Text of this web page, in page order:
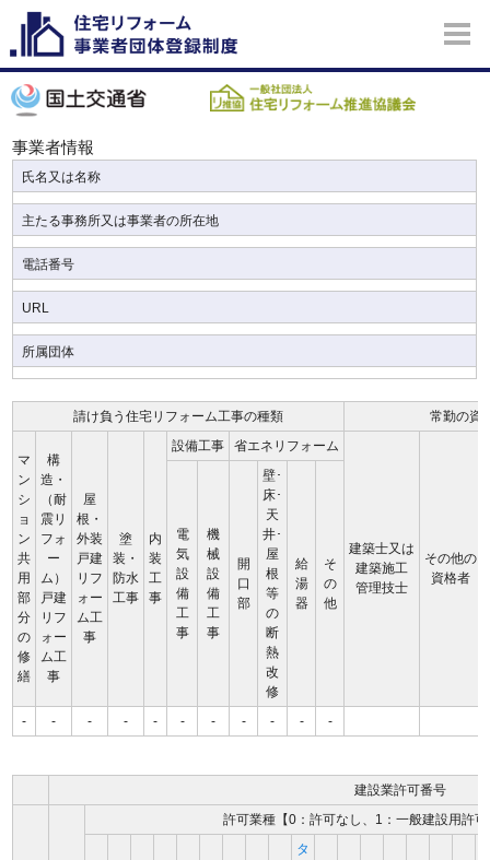
事業者情報
氏名又は名称
主たる事務所又は事業者の所在地
電話番号
URL
所属団体
請け負う住宅リフォーム工事の種類 常勤の資
マ
ン
シ
ョ
ン
共
用
部
分
の
修
繕
構
造・
（耐
震リ
フォ
ー
ム）
戸建
リフ
ォー
ム工
事
屋
根・
外装
戸建
リフ
ォー
ム工
事
塗
装・
防水
工事
内
装
工
事
設備工事 省エネリフォーム
建築士又は
建築施工
管理技士
その他の
資格者
電
気
設
備
工
事
機
械
設
備
工
事
開
口
部
壁･
床･
天
井･
屋
根
等
の
断
熱
改
修
給
湯
器
そ
の
他
- - - - - - - - - - -
建設業許可番号
許可業種【0：許可なし、1：一般建設用許
タ